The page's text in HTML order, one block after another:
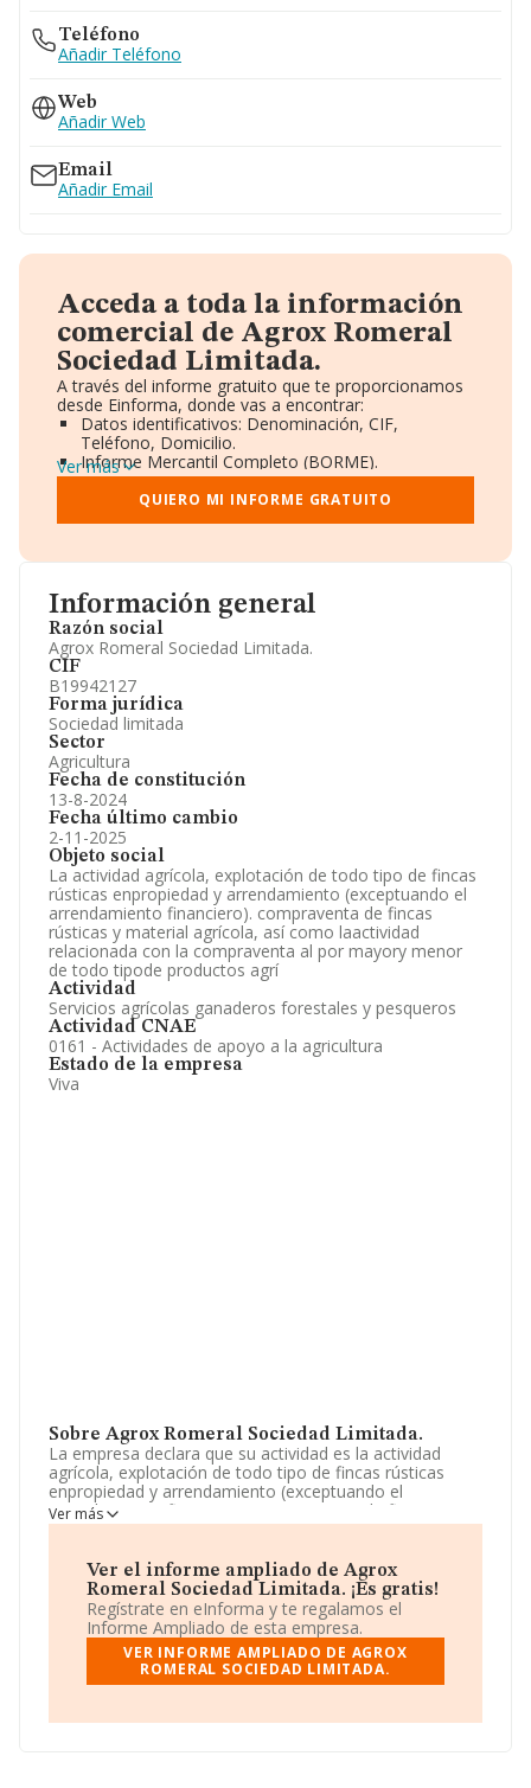
Información general
Razón social
Agrox Romeral Sociedad Limitada.
CIF
B19942127
Forma jurídica
Sociedad limitada
Sector
Agricultura
Fecha de constitución
13-8-2024
Fecha último cambio
2-11-2025
Objeto social
La actividad agrícola, explotación de todo tipo de fincas
rústicas enpropiedad y arrendamiento (exceptuando el
arrendamiento financiero). compraventa de fincas
rústicas y material agrícola, así como laactividad
relacionada con la compraventa al por mayory menor
de todo tipode productos agrí
Actividad
Servicios agrícolas ganaderos forestales y pesqueros
Actividad CNAE
0161 - Actividades de apoyo a la agricultura
Estado de la empresa
Viva
Sobre Agrox Romeral Sociedad Limitada.
La empresa declara que su actividad es la actividad
agrícola, explotación de todo tipo de fincas rústicas
enpropiedad y arrendamiento (exceptuando el
arrendamiento financiero). compraventa de fincas
rústicas y material agrícola, así como laactividad
de todo tipode productos agrí. La empresa aparece
inscrita en el Registro Mercantil como Sociedad
Limitada. Clasifica su actividad CNAE como 'Actividades
de apoyo a la agricultura', código 0161. La compañía no
tiene actividad en mercados exteriores.
La empresaAgrox Romeral Sociedad Limitada, con
encuentra en Calle Virrey Morcillo núm. 74, (02600), en
Ver más
Ver el informe ampliado de Agrox
Romeral Sociedad Limitada. ¡Es gratis!
Regístrate en eInforma y te regalamos el
Informe Ampliado de esta empresa.
VER INFORME AMPLIADO DE AGROX
ROMERAL SOCIEDAD LIMITADA.
Teléfono
Añadir Teléfono
Web
Añadir Web
Email
Añadir Email
Acceda a toda la información
comercial de Agrox Romeral
Sociedad Limitada.
A través del informe gratuito que te proporcionamos
desde Einforma, donde vas a encontrar:
Datos identificativos: Denominación, CIF,
Teléfono, Domicilio.
Informe Mercantil Completo (BORME).
Gráficos de Evolución Ventas y Empleados.
Consejo de Administración y Administradores.
Directivos y Ejecutivos.
Información oficial y registral complementaria.
Ver más
QUIERO MI INFORME GRATUITO